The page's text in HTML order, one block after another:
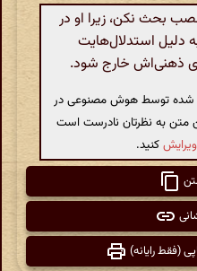
بحث نکن، زیرا او در
دلیل استدلال‌هایت
ذهنی‌اش خارج شود.
شده توسط هوش مصنوعی در
متن به نظرتان نادرست است
ویرایشکنید.
(فقط رایانه)